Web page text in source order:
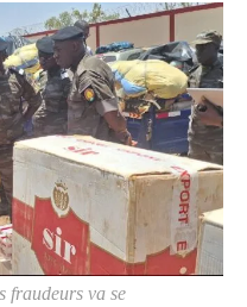
fraudeurs va se